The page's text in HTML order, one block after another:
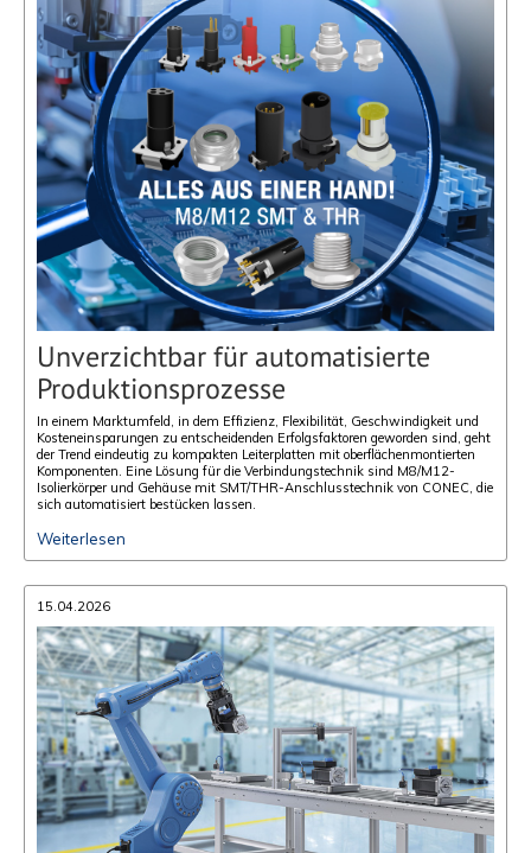
Unverzichtbar für automatisierte
Produktionsprozesse
In einem Marktumfeld, in dem Effizienz, Flexibilität, Geschwindigkeit und
Kosteneinsparungen zu entscheidenden Erfolgsfaktoren geworden sind, geht
der Trend eindeutig zu kompakten Leiterplatten mit oberflächenmontierten
Komponenten. Eine Lösung für die Verbindungstechnik sind M8/M12-
Isolierkörper und Gehäuse mit SMT/THR-Anschlusstechnik von CONEC, die
sich automatisiert bestücken lassen.
Weiterlesen
15.04.2026